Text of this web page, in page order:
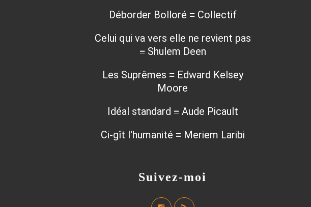
Suivez-moi
Déborder Bolloré ≡ Collectif
Celui qui va vers elle ne revient pas
≡ Shulem Deen
Les Suprêmes ≡ Edward Kelsey
Moore
Idéal standard ≡ Aude Picault
Ci-gît l'humanité ≡ Meriem Laribi